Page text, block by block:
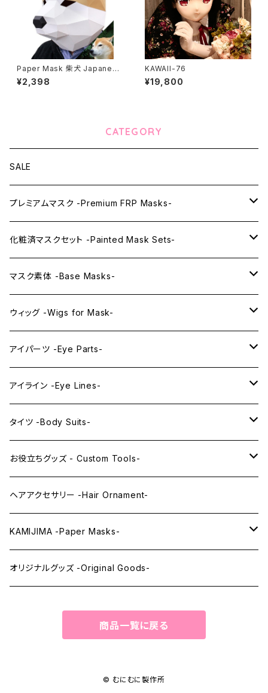
Paper Mask 柴犬 Japanese
dog
¥2,398
KAWAII-76
¥19,800
CATEGORY
SALE
プレミアムマスク -Premium FRP Masks-
KAWAII PREMIUM Mask & Wig Sets
プレミアムマスク素体-Premium base masks-
プレミアムウィッグ -Premium Wigs-
プレミアムレンズアイ -Premium Lens eye-
化粧済マスクセット -Painted Mask Sets-
KAWAII EX series
KAWAII series
IDOL series
PRINCESS series
KAWAII Little series
マスク素体 -Base Masks-
アニメマスク -Anime Masks-
ドールマスク -Doll Masks-
ウィッグ -Wigs for Mask-
ロング -Long-
ミドル -Middle-
アイパーツ -Eye Parts-
レンズアイ -Lens Eyes-
レンズアイ
レンズアイEX
クリスタルアイ -Crystal Eyes-
アイライン -Eye Lines-
アイラインステッカー -Eye Line Stickers-
まゆ毛 -Eyebrows-
まつ毛 -Eyelash-
タイツ -Body Suits-
全身タイツ -Full Body Suits-
上半身タイツ -Upper Body Suits-
お役立ちグッズ - Custom Tools-
カスタム用品 -Custom Tools-
ウィッグメンテナンス -Wig Maintenance-
ヘアアクセサリー -Hair Ornament-
KAMIJIMA -Paper Masks-
ペーパーマスク -Paper Masks-
オリジナルグッズ -Original Goods-
商品一覧に戻る
© むにむに製作所